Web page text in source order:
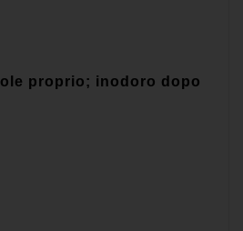
proprio; inodoro dopo